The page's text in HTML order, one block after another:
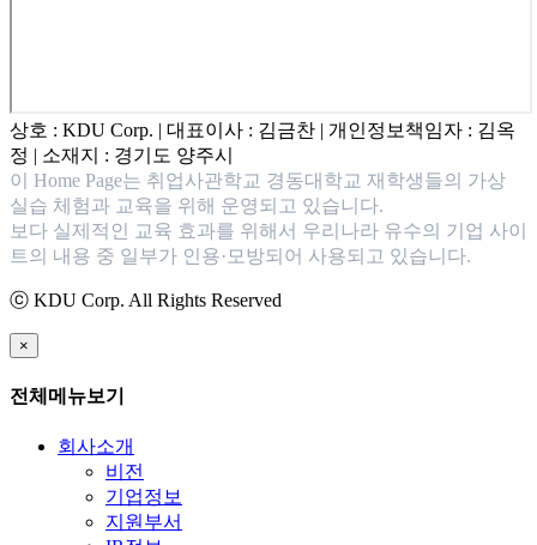
상호 : KDU Corp. | 대표이사 : 김금찬 | 개인정보책임자 : 김옥
정 | 소재지 : 경기도 양주시
이 Home Page는 취업사관학교 경동대학교 재학생들의 가상
실습 체험과 교육을 위해 운영되고 있습니다.
보다 실제적인 교육 효과를 위해서 우리나라 유수의 기업 사이
트의 내용 중 일부가 인용·모방되어 사용되고 있습니다.
ⓒ KDU Corp. All Rights Reserved
×
전체메뉴보기
회사소개
비전
기업정보
지원부서